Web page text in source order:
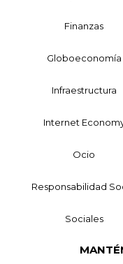
Finanzas
Globoeconomía
Infraestructura
Internet
Ocio
Responsabilidad
Sociales